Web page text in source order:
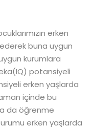
erken
buna uygun
kurumlara
potansiyeli
erken yaşlarda
içinde bu
da öğrenme
erken yaşlarda